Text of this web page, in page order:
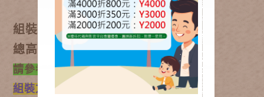
組裝後尺寸為:90*60公分
總高度可為:35公分
請參考Youtube
組裝方式